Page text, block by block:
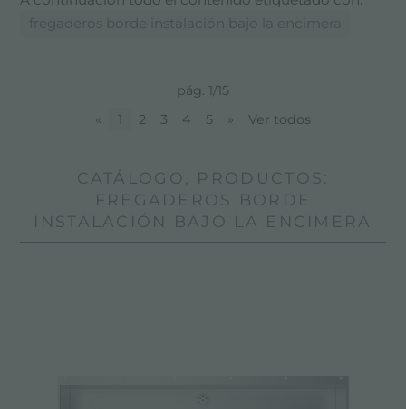
fregaderos borde instalación bajo la encimera
pág. 1/15
«
1 2 3 4 5 » Ver todos
CATÁLOGO, PRODUCTOS:
FREGADEROS BORDE
INSTALACIÓN BAJO LA ENCIMERA